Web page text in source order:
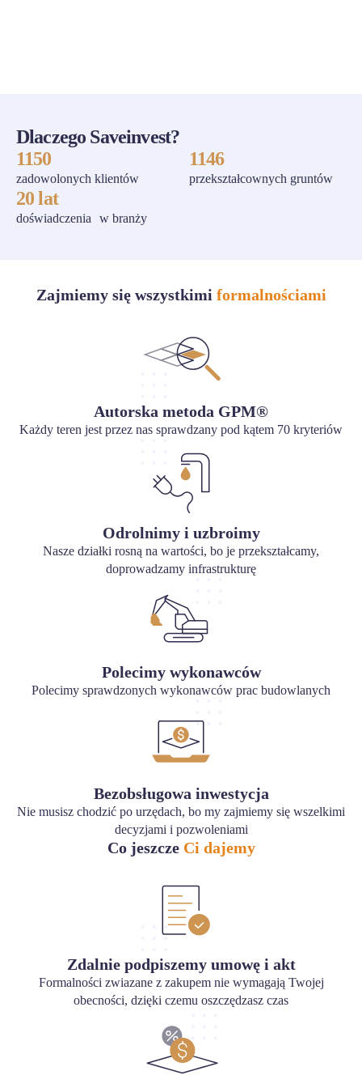
Dlaczego Saveinvest?
1150
zadowolonych klientów
1146
przekształcownych gruntów
20 lat
doświadczenia w branży
Zajmiemy się wszystkimi formalnościami
Autorska metoda GPM®
Każdy teren jest przez nas sprawdzany pod kątem 70 kryteriów
Odrolnimy i uzbroimy
Nasze działki rosną na wartości, bo je przekształcamy,
doprowadzamy infrastrukturę
Polecimy wykonawców
Polecimy sprawdzonych wykonawców prac budowlanych
Bezobsługowa inwestycja
Nie musisz chodzić po urzędach, bo my zajmiemy się wszelkimi
decyzjami i pozwoleniami
Co jeszcze Ci dajemy
Zdalnie podpiszemy umowę i akt
Formalności zwiazane z zakupem nie wymagają Twojej
obecności, dzięki czemu oszczędzasz czas